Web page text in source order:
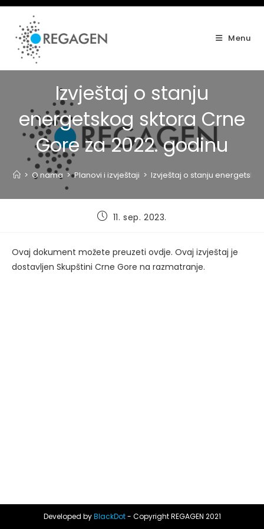
Skip
content
Menu
Izvještaj o stanju
energetskog sktora Crne
Gore za 2022. godinu
> O nama > Planovi i izvještaji > Izvještaj o stanju
Post11. sep. 2023.
Ovaj dokument možete preuzeti ovdje. Ovaj izvještaj je
dostavljen Skupštini Crne Gore na razmatranje.
Developed byBlackDot- Copyright REGAGEN 2021